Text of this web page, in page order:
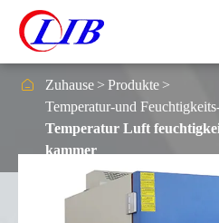
 Zuhause
Produkte
Temperatur-und
Temperatur Luft
kammer